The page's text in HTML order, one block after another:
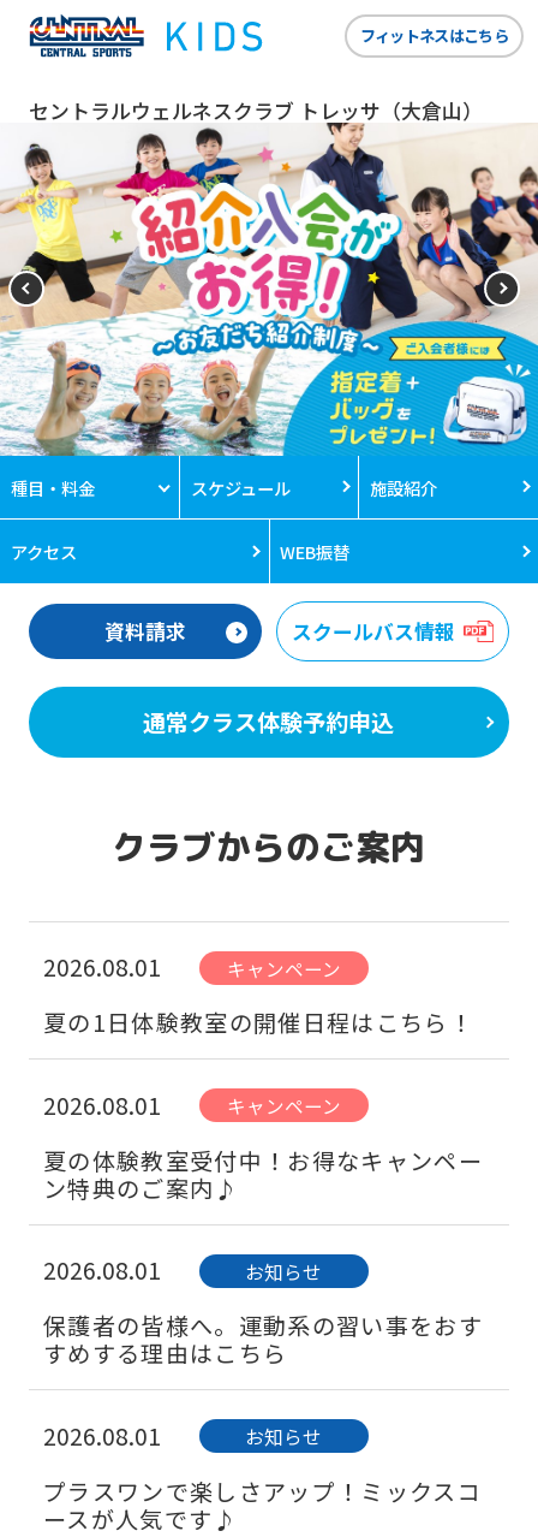
セントラルウェルネスクラブ トレッサ（大倉山）
フィットネスはこちら
種目・料金 スケジュール 施設紹介
アクセス WEB振替
資料請求 スクールバス情報
通常クラス体験予約申込
クラブからのご案内
2026.08.01 キャンペーン
夏の1日体験教室の開催日程はこちら！
2026.08.01 キャンペーン
夏の体験教室受付中！お得なキャンペー
ン特典のご案内♪
2026.08.01 お知らせ
保護者の皆様へ。運動系の習い事をおす
すめする理由はこちら
2026.08.01 お知らせ
プラスワンで楽しさアップ！ミックスコ
ースが人気です♪